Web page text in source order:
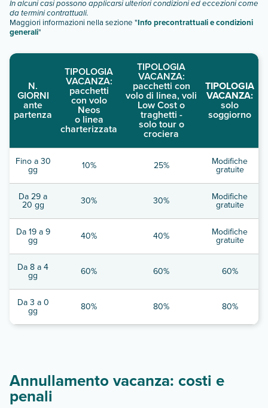
In alcuni casi possono applicarsi ulteriori condizioni ed eccezioni come
da termini contrattuali.
Maggiori informazioni nella sezione "Info precontrattuali e condizioni
generali"
N.
GIORNI
ante
partenza
TIPOLOGIA
VACANZA:
pacchetti
con volo
Neos
o linea
charterizzata
TIPOLOGIA
VACANZA:
pacchetti con
volo di linea, voli
Low Cost o
traghetti -
solo tour o
crociera
TIPOLOGIA
VACANZA:
solo
soggiorno
Fino a 30
gg 10% 25% Modifiche
gratuite
Da 29 a
20 gg 30% 30% Modifiche
gratuite
Da 19 a 9
gg 40% 40% Modifiche
gratuite
Da 8 a 4
gg 60% 60% 60%
Da 3 a 0
gg 80% 80% 80%
Annullamento vacanza: costi e
penali